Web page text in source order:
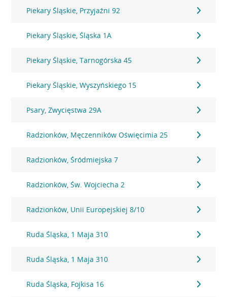
Piekary Śląskie, Przyjaźni 92
Piekary Śląskie, Śląska 1A
Piekary Śląskie, Tarnogórska 45
Piekary Śląskie, Wyszyńskiego 15
Psary, Zwycięstwa 29A
Radzionków, Męczenników Oświęcimia 25
Radzionków, Śródmiejska 7
Radzionków, Św. Wojciecha 2
Radzionków, Unii Europejskiej 8/10
Ruda Śląska, 1 Maja 310
Ruda Śląska, 1 Maja 310
Ruda Śląska, Fojkisa 16